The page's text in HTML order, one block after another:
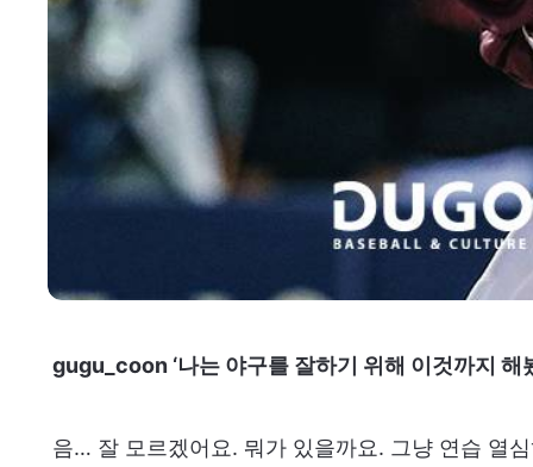
gugu_coon ‘나는 야구를 잘하기 위해 이것까지 해
음… 잘 모르겠어요. 뭐가 있을까요. 그냥 연습 열